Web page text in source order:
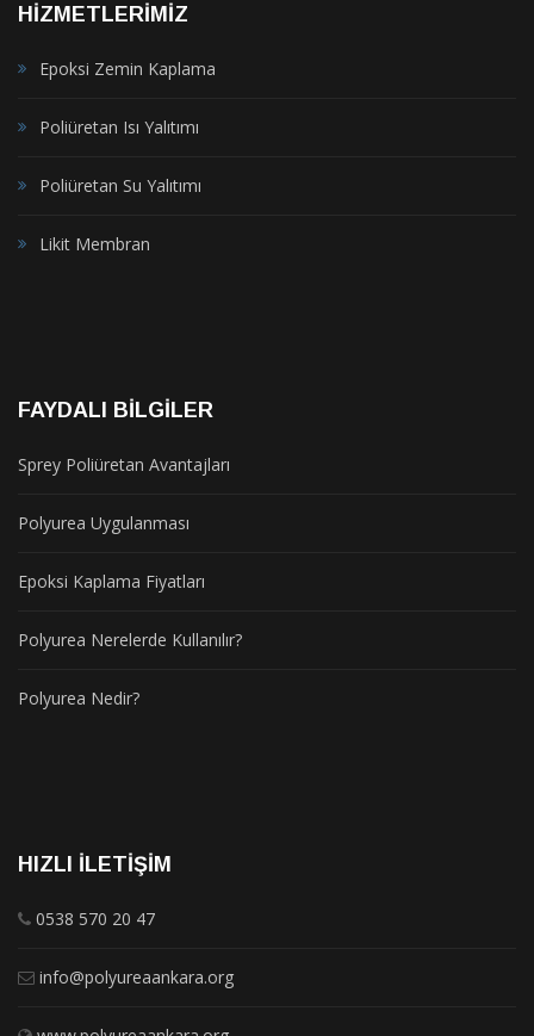
HIZMETLERIMIZ
Epoksi Zemin Kaplama
Poliüretan Isı Yalıtımı
Poliüretan Su Yalıtımı
Likit Membran
FAYDALI BILGILER
Sprey Poliüretan Avantajları
Polyurea Uygulanması
Epoksi Kaplama Fiyatları
Polyurea Nerelerde Kullanılır?
Polyurea Nedir?
HIZLI İLETIŞIM
0538 570 20 47
info@polyureaankara.org